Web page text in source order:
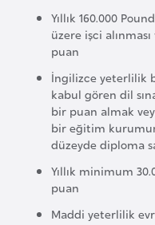
Yıllık 160.000
üzere işci
puan
İngilizce yeterlilik
kabul gören dil
bir puan almak
bir eğitim
düzeyde diploma
Yıllık minimum
puan
Maddi yeterlilik